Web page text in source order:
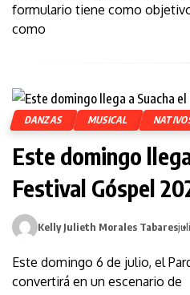
formulario tiene como
como
DANZAS MUSICAL
Este domingo
Festival Góspel
Kelly Julieth Morales Tabares
Este domingo 6 de julio, el
convertirá en un escenario de